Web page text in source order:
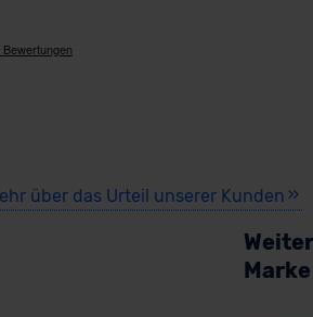
über das Urteil unserer Kunden
Marke